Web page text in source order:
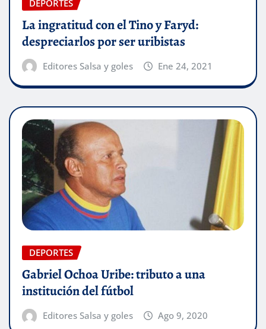
DEPORTES
La ingratitud con el Tino y Faryd:
despreciarlos por ser uribistas
Editores Salsa y goles Ene 24, 2021
DEPORTES
Gabriel Ochoa Uribe: tributo a una
institución del fútbol
Editores Salsa y goles Ago 9, 2020